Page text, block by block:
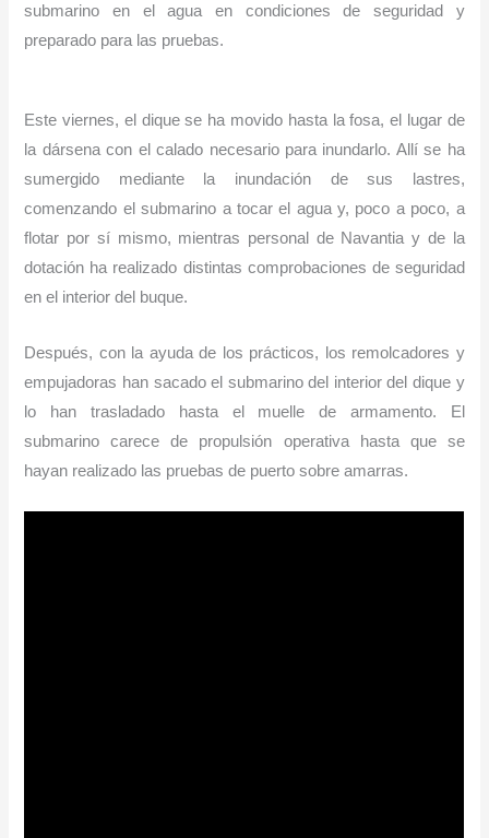
submarino en el agua en condiciones de seguridad y
preparado para las pruebas.
Este viernes, el dique se ha movido hasta la fosa, el lugar de
la dársena con el calado necesario para inundarlo. Allí se ha
sumergido mediante la inundación de sus lastres,
comenzando el submarino a tocar el agua y, poco a poco, a
flotar por sí mismo, mientras personal de Navantia y de la
dotación ha realizado distintas comprobaciones de seguridad
en el interior del buque.
Después, con la ayuda de los prácticos, los remolcadores y
empujadoras han sacado el submarino del interior del dique y
lo han trasladado hasta el muelle de armamento. El
submarino carece de propulsión operativa hasta que se
hayan realizado las pruebas de puerto sobre amarras.